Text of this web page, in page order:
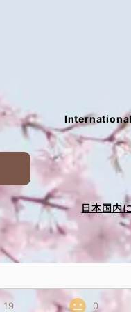
日本国内
19 0